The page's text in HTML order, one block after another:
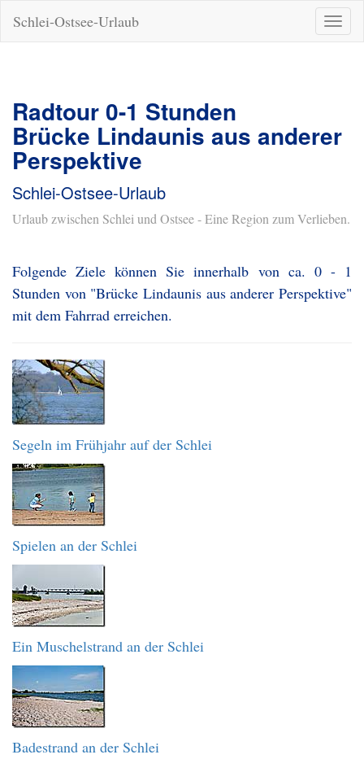
ein-/
Schlei-Ostsee-Urlaub
Radtour 0-1 Stunden
Brücke Lindaunis aus anderer
Perspektive
Schlei-Ostsee-Urlaub
Urlaub zwischen Schlei und Ostsee - Eine Region zum Verlieben.
Folgende Ziele können Sie innerhalb von ca. 0 - 1
Stunden von "Brücke Lindaunis aus anderer Perspektive"
mit dem Fahrrad erreichen.
Segeln im Frühjahr auf der Schlei
Spielen an der Schlei
Ein Muschelstrand an der Schlei
Badestrand an der Schlei